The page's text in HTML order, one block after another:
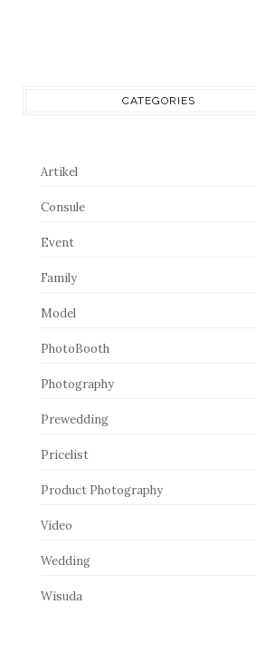
CATEGORIES
Artikel
Consule
Event
Family
Model
PhotoBooth
Photography
Prewedding
Pricelist
Product Photography
Video
Wedding
Wisuda